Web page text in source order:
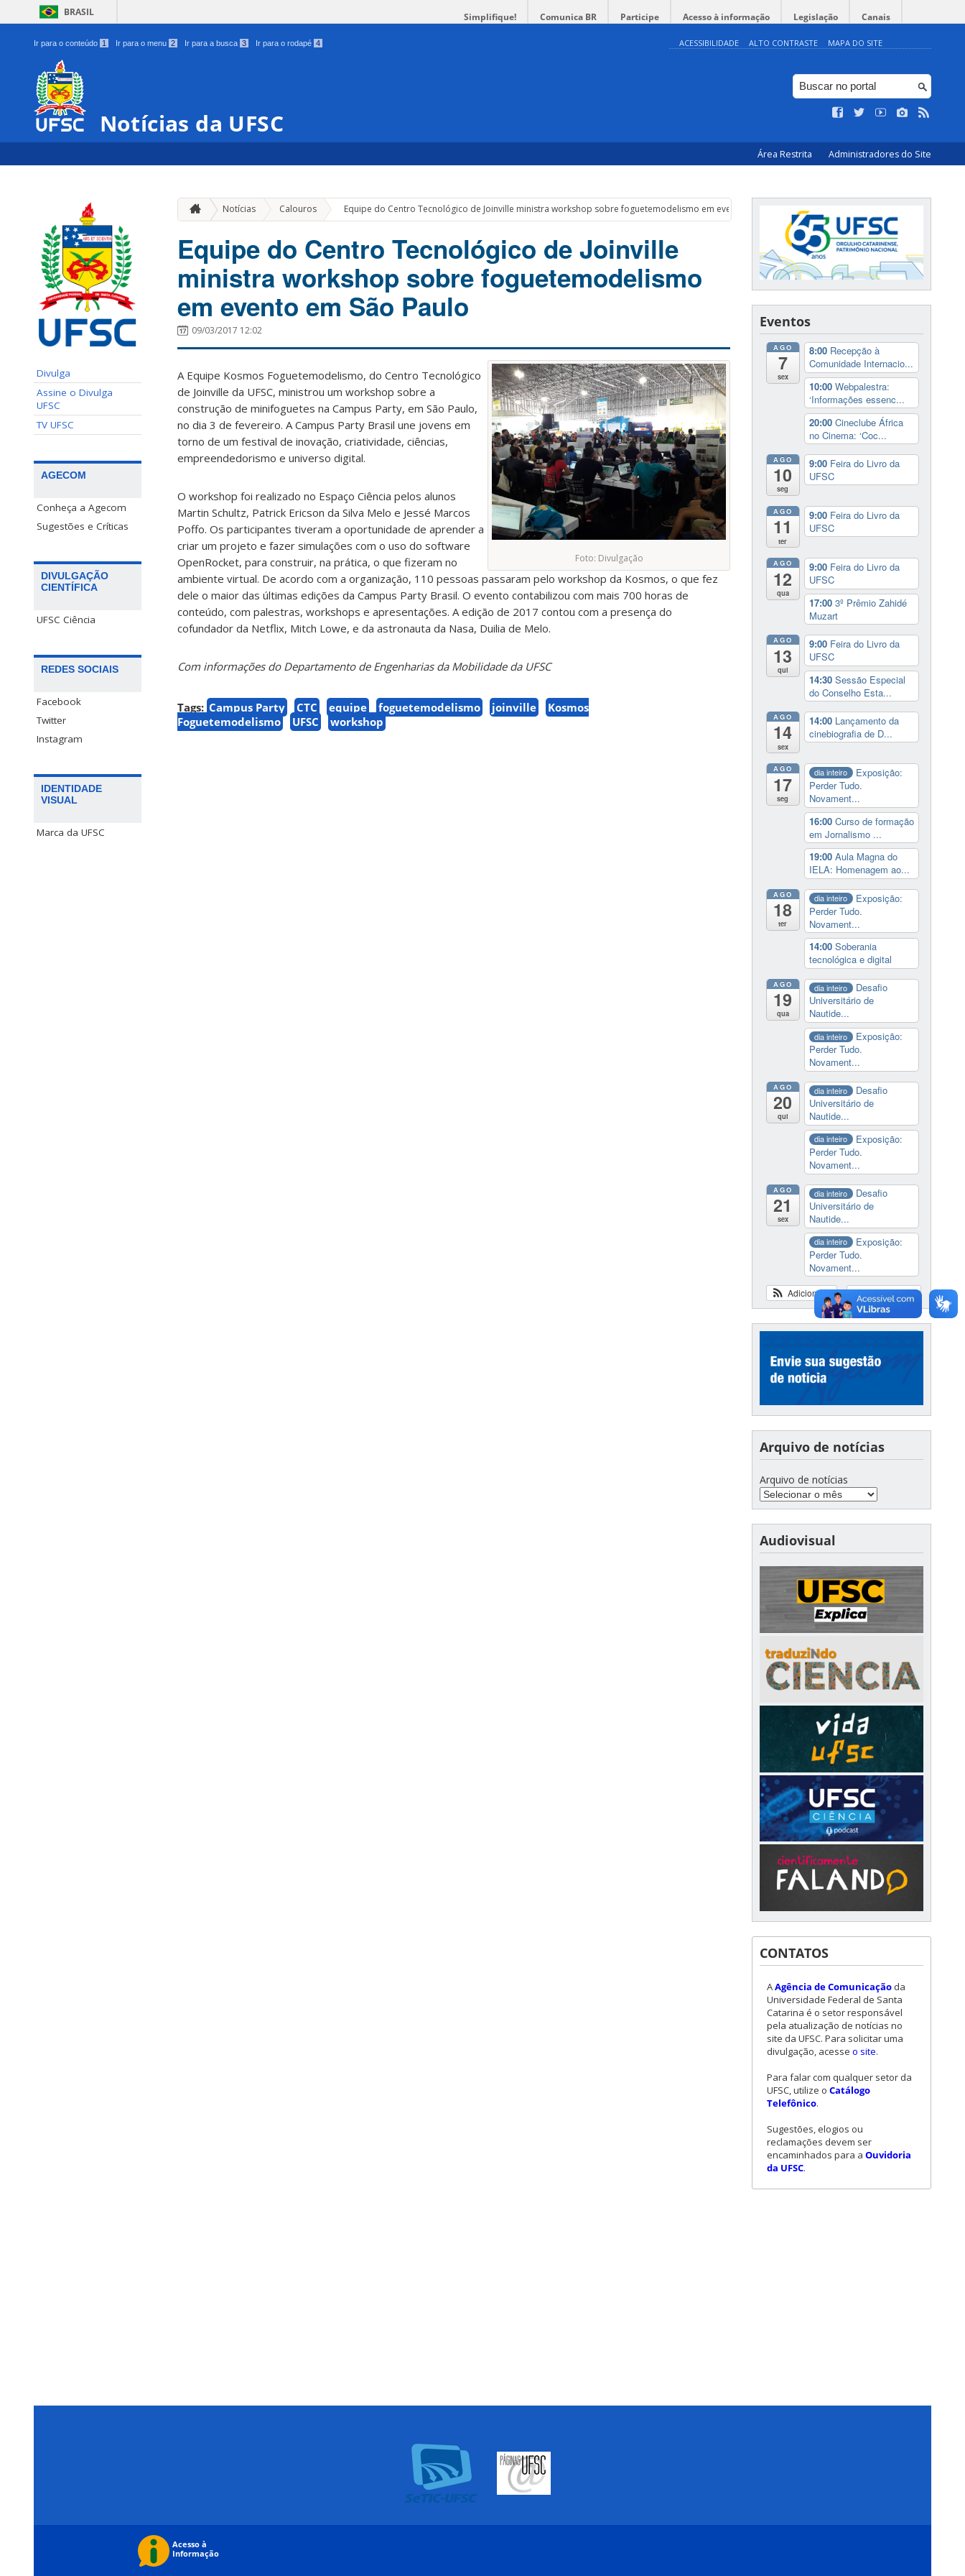
BRASIL Simplifique! Comunica BR Participe Acesso à informação Legislação Canais
Ir para o conteúdo 1 Ir para o menu 2 Ir para a busca 3 Ir para o rodapé 4 ACESSIBILIDADE ALTO CONTRASTE MAPA DO SITE
Notícias da UFSC
Área Restrita Administradores do Site
Divulga
Assine o Divulga
UFSC
TV UFSC
AGECOM
Conheça a Agecom
Sugestões e Críticas
DIVULGAÇÃO
CIENTÍFICA
UFSC Ciência
REDES SOCIAIS
Facebook
Twitter
Instagram
IDENTIDADE
VISUAL
Marca da UFSC
Notícias Calouros » Equipe do Centro Tecnológico de Joinville ministra workshop sobre foguetemodelismo em evento em São Paulo
Equipe do Centro Tecnológico de Joinville
ministra workshop sobre foguetemodelismo
em evento em São Paulo
09/03/2017 12:02
Foto: Divulgação
A Equipe Kosmos Foguetemodelismo, do Centro Tecnológico
de Joinville da UFSC, ministrou um workshop sobre a
construção de minifoguetes na Campus Party, em São Paulo,
no dia 3 de fevereiro. A Campus Party Brasil une jovens em
torno de um festival de inovação, criatividade, ciências,
empreendedorismo e universo digital.
O workshop foi realizado no Espaço Ciência pelos alunos
Martin Schultz, Patrick Ericson da Silva Melo e Jessé Marcos
Poffo. Os participantes tiveram a oportunidade de aprender a
criar um projeto e fazer simulações com o uso do software
OpenRocket, para construir, na prática, o que fizeram no
ambiente virtual. De acordo com a organização, 110 pessoas passaram pelo workshop da Kosmos, o que fez
dele o maior das últimas edições da Campus Party Brasil. O evento contabilizou com mais 700 horas de
conteúdo, com palestras, workshops e apresentações. A edição de 2017 contou com a presença do
cofundador da Netflix, Mitch Lowe, e da astronauta da Nasa, Duilia de Melo.
Com informações do Departamento de Engenharias da Mobilidade da UFSC
Tags: Campus Party CTC equipe foguetemodelismo joinville
Kosmos
Foguetemodelismo
UFSC workshop
Eventos
AGO
7
sex
8:00 Recepção à
Comunidade Internacio...
10:00 Webpalestra:
‘Informações essenc...
20:00 Cineclube África
no Cinema: ‘Coc...
AGO
10
seg
9:00 Feira do Livro da
UFSC
AGO
11
ter
9:00 Feira do Livro da
UFSC
AGO
12
qua
9:00 Feira do Livro da
UFSC
17:00 3º Prêmio Zahidé
Muzart
AGO
13
qui
9:00 Feira do Livro da
UFSC
14:30 Sessão Especial
do Conselho Esta...
AGO
14
sex
14:00 Lançamento da
cinebiografia de D...
AGO
17
seg
dia inteiro
Exposição:
Perder Tudo.
Novament...
16:00 Curso de formação
em Jornalismo ...
19:00 Aula Magna do
IELA: Homenagem ao...
AGO
18
ter
dia inteiro
Exposição:
Perder Tudo.
Novament...
14:00 Soberania
tecnológica e digital
AGO
19
qua
dia inteiro
Desafio
Universitário de
Nautide...
dia inteiro
Exposição:
Perder Tudo.
Novament...
AGO
20
qui
dia inteiro
Desafio
Universitário de
Nautide...
dia inteiro
Exposição:
Perder Tudo.
Novament...
AGO
21
sex
dia inteiro
Desafio
Universitário de
Nautide...
dia inteiro
Exposição:
Perder Tudo.
Novament...
Ver calendário
Adicionar
Arquivo de notícias
Arquivo de notícias
Audiovisual
CONTATOS
AAgência de Comunicação da
Universidade Federal de Santa
Catarina é o setor responsável
pela atualização de notícias no
site da UFSC. Para solicitar uma
divulgação, acesse o site.
Para falar com qualquer setor da
UFSC, utilize o Catálogo
Telefônico.
Sugestões, elogios ou
reclamações devem ser
encaminhados para a Ouvidoria
da UFSC.